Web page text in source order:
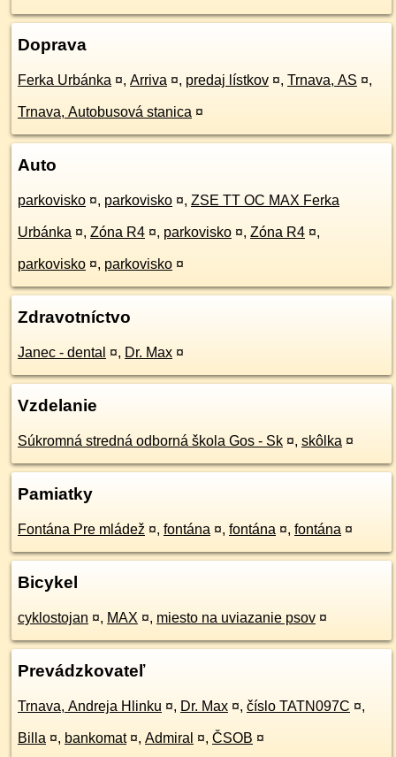
Doprava
Ferka Urbánka ¤, Arriva ¤, predaj lístkov ¤, Trnava, AS ¤,
Trnava, Autobusová stanica ¤
Auto
parkovisko ¤, parkovisko ¤, ZSE TT OC MAX Ferka
Urbánka ¤, Zóna R4 ¤, parkovisko ¤, Zóna R4 ¤,
parkovisko ¤, parkovisko ¤
Zdravotníctvo
Janec - dental ¤, Dr. Max ¤
Vzdelanie
Súkromná stredná odborná škola Gos - Sk ¤, skôlka ¤
Pamiatky
Fontána Pre mládež ¤, fontána ¤, fontána ¤, fontána ¤
Bicykel
cyklostojan ¤, MAX ¤, miesto na uviazanie psov ¤
Prevádzkovateľ
Trnava, Andreja Hlinku ¤, Dr. Max ¤, číslo TATN097C ¤,
Billa ¤, bankomat ¤, Admiral ¤, ČSOB ¤